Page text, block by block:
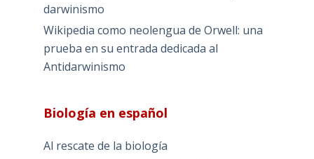
darwinismo
Wikipedia como neolengua de Orwell: una
prueba en su entrada dedicada al
Antidarwinismo
Biología en español
Al rescate de la biología